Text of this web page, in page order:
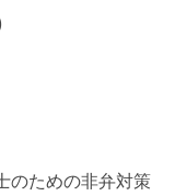
のための非弁対策